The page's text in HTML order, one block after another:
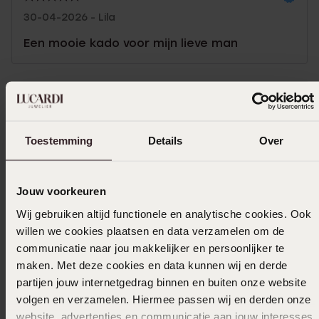
Toestemming Details Over
Jouw voorkeuren
Wij gebruiken altijd functionele en analytische cookies. Ook
willen we cookies plaatsen en data verzamelen om de
communicatie naar jou makkelijker en persoonlijker te
maken. Met deze cookies en data kunnen wij en derde
partijen jouw internetgedrag binnen en buiten onze website
volgen en verzamelen. Hiermee passen wij en derden onze
website, advertenties en communicatie aan jouw interesses
30-04-2026 - Lila
Een mooie kado voor mijn lieve man
Ook leuk voor jou